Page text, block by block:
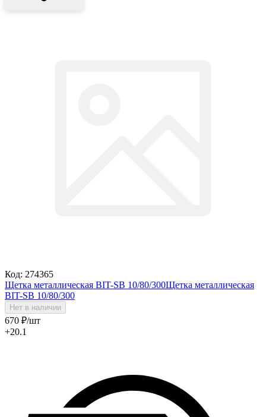
Код: 274365
Щетка металлическая BIT-SB 10/80/300Щетка металлическая
BIT-SB 10/80/300
Нет в наличии
670 ₽/шт
+20.1